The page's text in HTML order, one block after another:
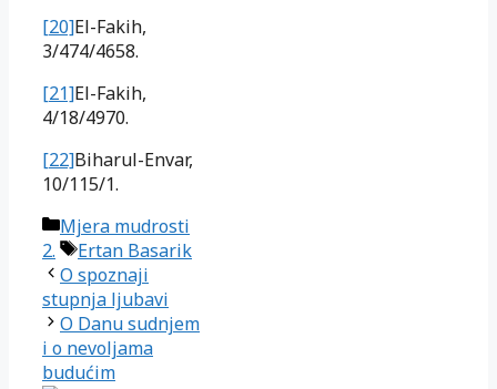
[20]El-Fakih,
3/474/4658.
[21]El-Fakih,
4/18/4970.
[22]Biharul-Envar,
10/115/1.
Kategorije
Mjera mudrosti
2.
Oznake
Ertan Basarik
O spoznaji
stupnja ljubavi
O Danu sudnjem
i o nevoljama
budućim